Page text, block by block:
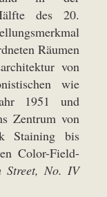
des 20.
Räumen
von
wie
1951 und
Zentrum von
Staining bis
Color-Field-
Street, No. IV